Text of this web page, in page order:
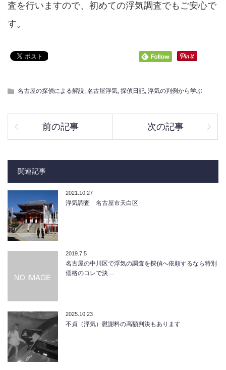
査を行いますので、初めての浮気調査でもご安心で
す。
名古屋の探偵による解説 名古屋浮気 探偵日記 浮気の判例から学ぶ
前の記事 次の記事
関連記事
2021.10.27
浮気調査 名古屋市天白区
2019.7.5
名古屋の中川区で浮気の調査を探偵へ依頼するなら特別
価格のコレで決…
2025.10.23
不貞（浮気）慰謝料の高額判決もあります